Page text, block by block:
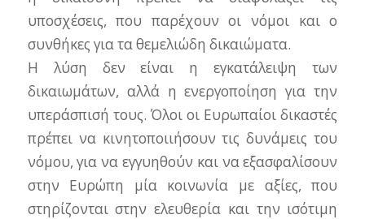
υποσχέσεις, που παρέχουν οι νόμοι και ο
συνθήκες για τα θεμελιώδη δικαιώματα.
Η λύση δεν είναι η εγκατάλειψη των
δικαιωμάτων, αλλά η ενεργοποίηση για την
υπεράσπισή τους. Όλοι οι Ευρωπαίοι δικαστές
πρέπει να κινητοποιιήσουν τις δυνάμεις του
νόμου, για να εγγυηθούν και να εξασφαλίσουν
στην Ευρώπη μία κοινωνία με αξίες, που
στηρίζονται στην ελευθερία και την ισότιμη